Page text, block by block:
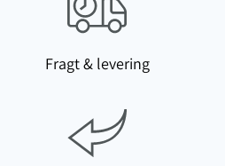
Fragt & levering